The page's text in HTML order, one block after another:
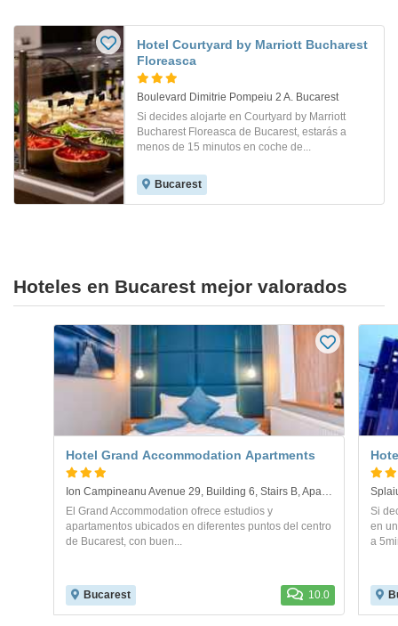
Hotel Courtyard by Marriott Bucharest
Floreasca
Boulevard Dimitrie Pompeiu 2 A. Bucarest
Si decides alojarte en Courtyard by Marriott
Bucharest Floreasca de Bucarest, estarás a
menos de 15 minutos en coche de...
Bucarest
Hoteles en Bucarest mejor valorados
Hotel Grand Accommodation Apartments
Ion Campineanu Avenue 29, Building 6, Stairs B, Apartment 59. Bucharest
El Grand Accommodation ofrece estudios y
apartamentos ubicados en diferentes puntos del centro
de Bucarest, con buen...
Bucarest 10.0
Si
en
a